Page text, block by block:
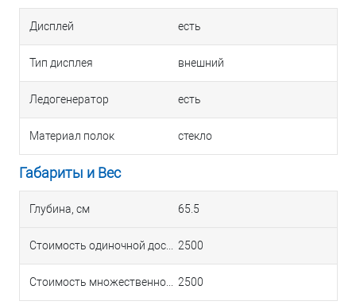
Дисплей есть
Тип дисплея внешний
Ледогенератор есть
Материал полок стекло
Габариты и Вес
Глубина, см 65.5
Стоимость одиночной доставки в Краснодаре 2500
Стоимость множественной доставки в Краснодаре 2500